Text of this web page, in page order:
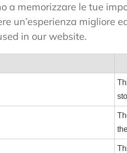
a memorizzare le tue
un’esperienza migliore
in our website.